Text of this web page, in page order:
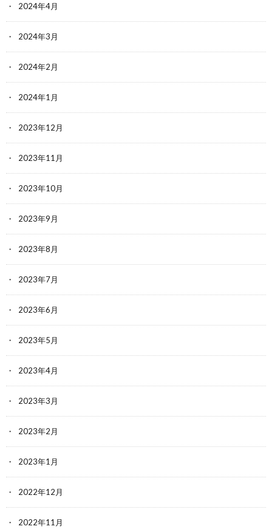
2024年4月
2024年3月
2024年2月
2024年1月
2023年12月
2023年11月
2023年10月
2023年9月
2023年8月
2023年7月
2023年6月
2023年5月
2023年4月
2023年3月
2023年2月
2023年1月
2022年12月
2022年11月